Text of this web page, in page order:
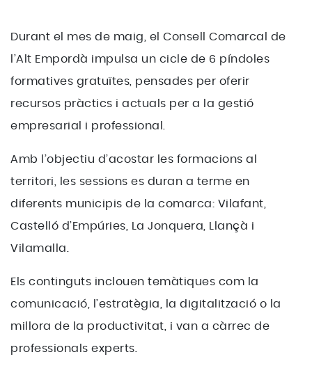
Durant el mes de maig, el Consell Comarcal de
l’Alt Empordà impulsa un cicle de 6 píndoles
formatives gratuïtes, pensades per oferir
recursos pràctics i actuals per a la gestió
empresarial i professional.
Amb l’objectiu d’acostar les formacions al
territori, les sessions es duran a terme en
diferents municipis de la comarca: Vilafant,
Castelló d’Empúries, La Jonquera, Llançà i
Vilamalla.
Els continguts inclouen temàtiques com la
comunicació, l’estratègia, la digitalització o la
millora de la productivitat, i van a càrrec de
professionals experts.